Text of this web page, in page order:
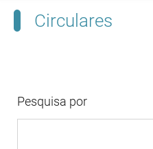
Circulares
Pesquisa por